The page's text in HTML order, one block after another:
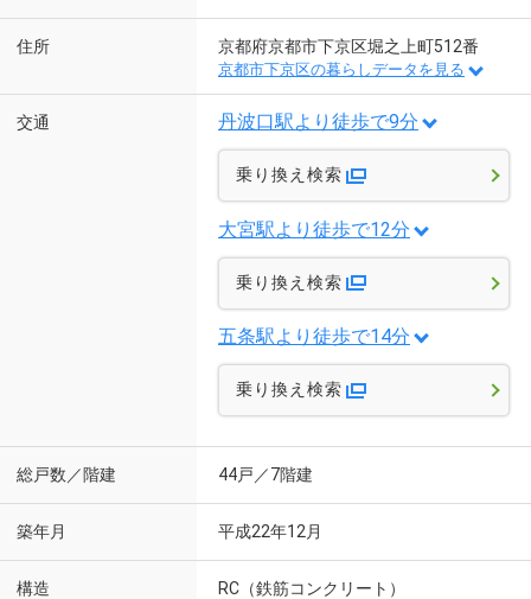
住所 京都府京都市下京区堀之上町512番
京都市下京区の暮らしデータを見る
交通 丹波口駅より徒歩で9分
乗り換え検索
大宮駅より徒歩で12分
乗り換え検索
五条駅より徒歩で14分
乗り換え検索
総戸数／階建 44戸／7階建
築年月 平成22年12月
構造 RC（鉄筋コンクリート）